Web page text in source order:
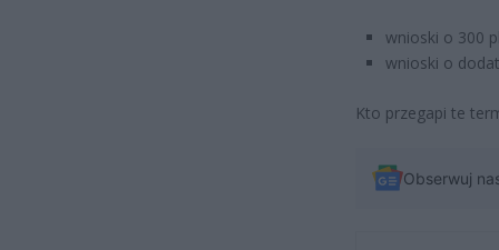
wnioski o 300
wnioski o
Kto przegapi te
Obserwuj